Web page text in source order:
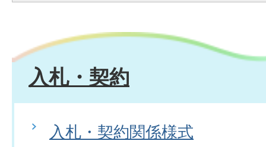
入札・契約
入札・契約関係様式